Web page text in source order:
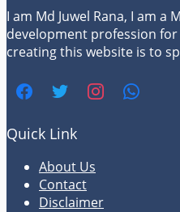
I am Md Juwel Rana, I am a
development profession
creating this website is to
Quick Link
About Us
Contact
Disclaimer